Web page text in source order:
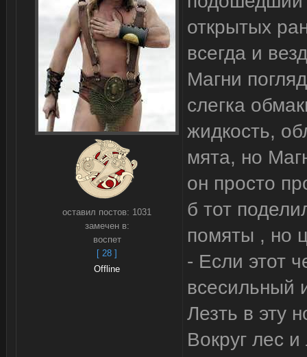
оставил постов: 1031
замечен в:
воспет
[ 28 ]
Offline
открытых
всегда и
Магни
слегка
жидкость,
мята, но
он просто
б тот
помяты , но
- Если этот
всесильный
Лезть в эту
Вокруг лес и